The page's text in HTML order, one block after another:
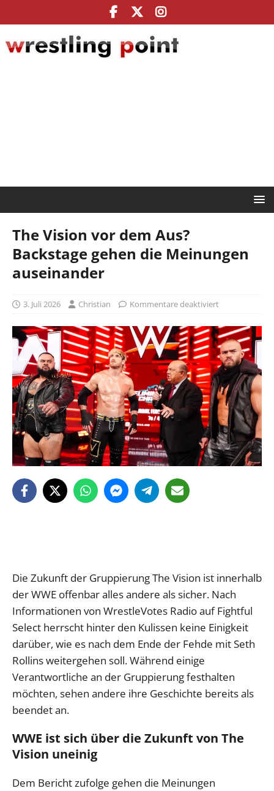
The Vision vor dem Aus?
Backstage gehen die Meinungen
auseinander
3. Juli 2026 Christian Kommentare deaktiviert
Die Zukunft der Gruppierung The Vision ist innerhalb
der WWE offenbar alles andere als sicher. Nach
Informationen von WrestleVotes Radio auf Fightful
Select herrscht hinter den Kulissen keine Einigkeit
darüber, wie es nach dem Ende der Fehde mit Seth
Rollins weitergehen soll. Während einige
Verantwortliche an der Gruppierung festhalten
möchten, sehen andere ihre Geschichte bereits als
beendet an.
WWE ist sich über die Zukunft von The
Vision uneinig
Dem Bericht zufolge gehen die Meinungen